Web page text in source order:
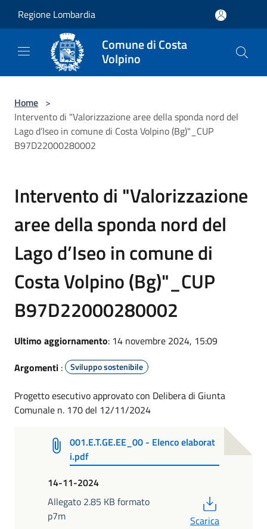
Regione Lombardia
Comune di Costa
Volpino
Home >
Intervento di "Valorizzazione aree della sponda nord del
Lago d’Iseo in comune di Costa Volpino (Bg)"_CUP
B97D22000280002
Intervento di "Valorizzazione
aree della sponda nord del
Lago d’Iseo in comune di
Costa Volpino (Bg)"_CUP
B97D22000280002
Ultimo aggiornamento: 14 novembre 2024, 15:09
Argomenti : Sviluppo sostenibile
Progetto esecutivo approvato con Delibera di Giunta
Comunale n. 170 del 12/11/2024
001.E.T.GE.EE_00 - Elenco elaborat
i.pdf
14-11-2024
Allegato 2.85 KB formato
p7m
Scarica